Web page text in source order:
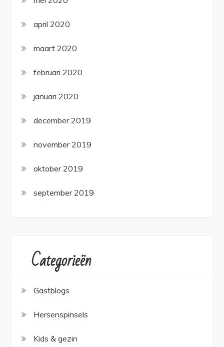
april 2020
maart 2020
februari 2020
januari 2020
december 2019
november 2019
oktober 2019
september 2019
Categorieën
Gastblogs
Hersenspinsels
Kids & gezin